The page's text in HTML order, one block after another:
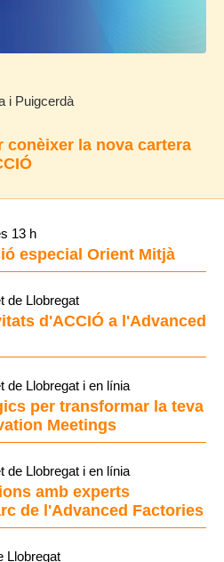
i Puigcerdà
conèixer la nova cartera
13 h
especial Orient Mitjà
de Llobregat
d'ACCIÓ a l'Advanced
de Llobregat i en línia
per transformar la teva
Meetings
de Llobregat i en línia
amb experts
de l'Advanced Factories
Llobregat